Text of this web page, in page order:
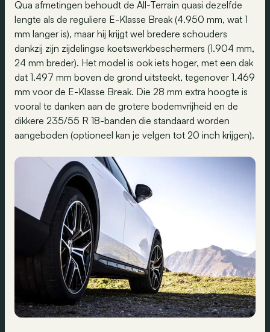
Qua afmetingen behoudt de All-Terrain quasi dezelfde
lengte als de reguliere E-Klasse Break (4.950 mm, wat 1
mm langer is), maar hij krijgt wel bredere schouders
dankzij zijn zijdelingse koetswerkbeschermers (1.904 mm,
24 mm breder). Het model is ook iets hoger, met een dak
dat 1.497 mm boven de grond uitsteekt, tegenover 1.469
mm voor de E-Klasse Break. Die 28 mm extra hoogte is
vooral te danken aan de grotere bodemvrijheid en de
dikkere 235/55 R 18-banden die standaard worden
aangeboden (optioneel kan je velgen tot 20 inch krijgen).